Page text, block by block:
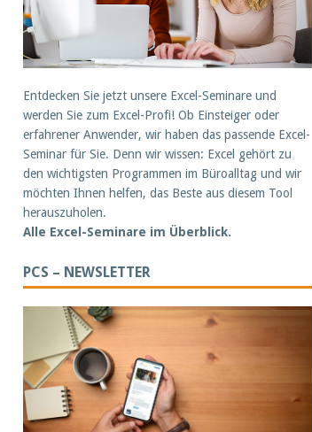
Entdecken Sie jetzt unsere Excel-Seminare und
werden Sie zum Excel-Profi! Ob Einsteiger oder
erfahrener Anwender, wir haben das passende Excel-
Seminar für Sie. Denn wir wissen: Excel gehört zu
den wichtigsten Programmen im Büroalltag und wir
möchten Ihnen helfen, das Beste aus diesem Tool
herauszuholen.
Alle Excel-Seminare im Überblick.
PCS – NEWSLETTER